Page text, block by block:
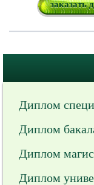
заказать
Диплом
Диплом
Диплом
Диплом